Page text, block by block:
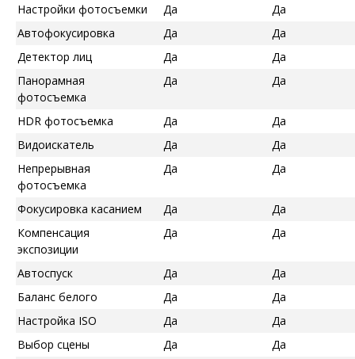
Настройки фотосъемки
Да
Да
Автофокусировка
Да
Да
Детектор лиц
Да
Да
Панорамная
фотосъемка
Да Да
HDR фотосъемка Да
Да
Видоискатель
Да
Да
Непрерывная
фотосъемка
Да Да
Фокусировка касанием Да
Да
Компенсация
экспозиции
Да Да
Автоспуск Да
Да
Баланс белого
Да
Да
Настройка ISO
Да
Да
Выбор сцены
Да
Да